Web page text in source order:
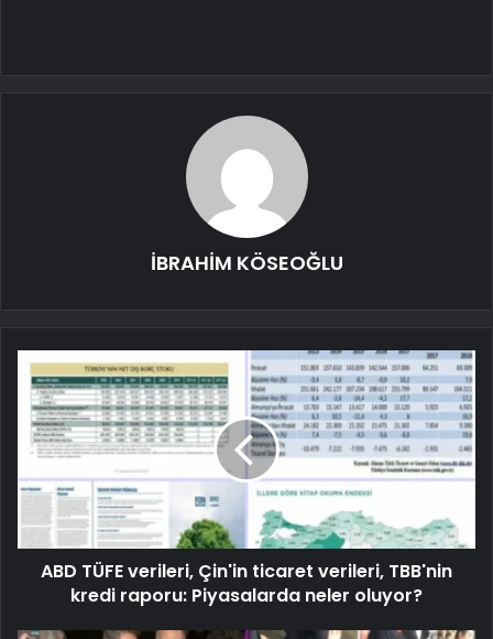
İBRAHİM KÖSEOĞLU
ABD TÜFE verileri, Çin'in ticaret verileri, TBB'nin
kredi raporu: Piyasalarda neler oluyor?